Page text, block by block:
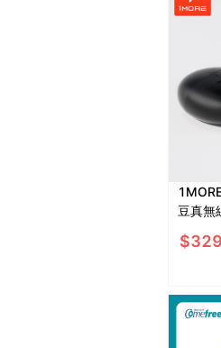
豆真無
$